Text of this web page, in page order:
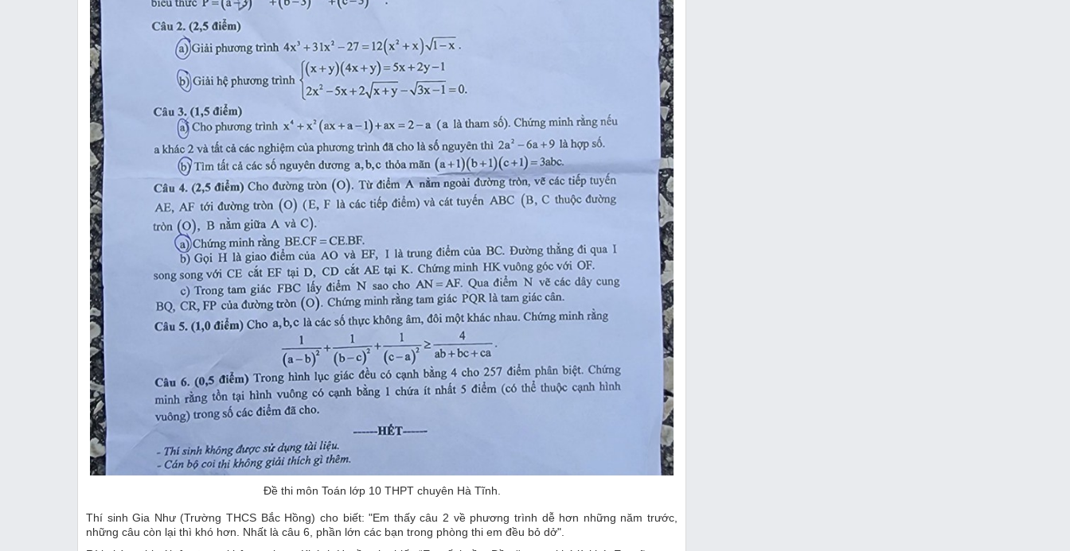
Đề thi môn Toán lớp 10 THPT chuyên Hà Tĩnh.
Thí sinh Gia Như (Trường THCS Bắc Hồng) cho biết: "Em thấy câu 2 về phương trình dễ hơn những năm trước,
những câu còn lại thì khó hơn. Nhất là câu 6, phần lớn các bạn trong phòng thi em đều bỏ dở".